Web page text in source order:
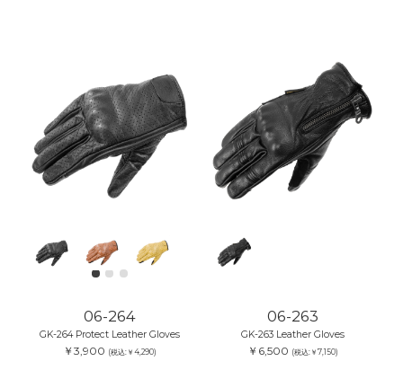
06-264
GK-264 Protect Leather Gloves
￥3,900 (税込:￥4,290)
06-263
GK-263 Leather Gloves
￥6,500 (税込:￥7,150)